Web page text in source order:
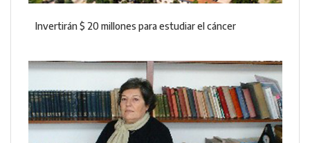
Invertirán $ 20 millones para estudiar el cáncer